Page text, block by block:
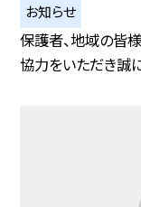
お知らせ
保護者、地域の皆
協力をいただき誠